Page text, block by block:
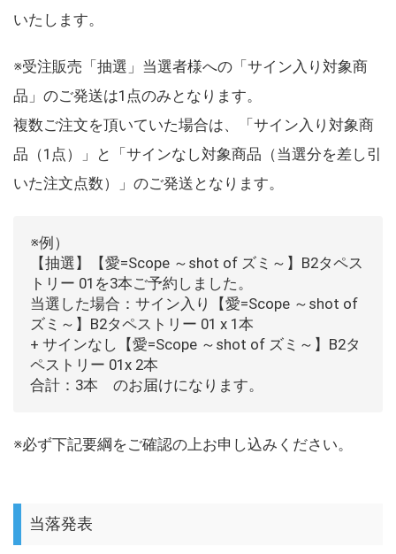
いたします。
※受注販売「抽選」当選者様への「サイン入り対象商
品」のご発送は1点のみとなります。
複数ご注文を頂いていた場合は、「サイン入り対象商
品（1点）」と「サインなし対象商品（当選分を差し引
いた注文点数）」のご発送となります。
※例）
【抽選】【愛=Scope ～shot of ズミ～】B2タペス
トリー 01を3本ご予約しました。
当選した場合：サイン入り【愛=Scope ～shot of
ズミ～】B2タペストリー 01 x 1本
+ サインなし【愛=Scope ～shot of ズミ～】B2タ
ペストリー 01x 2本
合計：3本 のお届けになります。
※必ず下記要綱をご確認の上お申し込みください。
当落発表